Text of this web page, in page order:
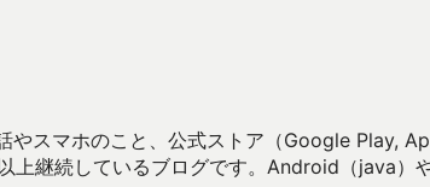
スマホのこと、公式ストア（Google Play,
上継続しているブログです。Android（java